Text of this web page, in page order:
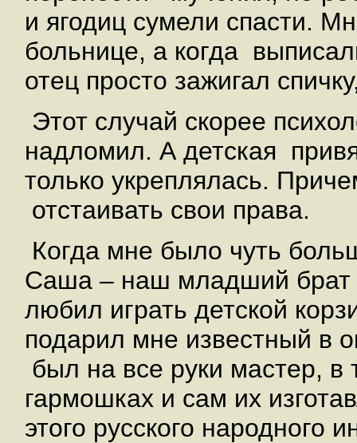
и ягодиц сумели спасти.
больнице, а когда
отец просто зажигал
Этот случай скорее
надломил. А детская
только укреплялась.
отстаивать свои права.
Когда мне было чуть
Саша – наш младший брат
любил играть детской
подарил мне известный в
был на все руки мастер,
гармошках и сам их
этого русского народного